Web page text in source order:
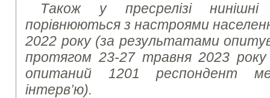
Також у пресрелізі нинішні
порівнюються з настроями
2022 року (за результатами
протягом 23-27 травня 2023 року
опитаний 1201 респондент
інтерв’ю).